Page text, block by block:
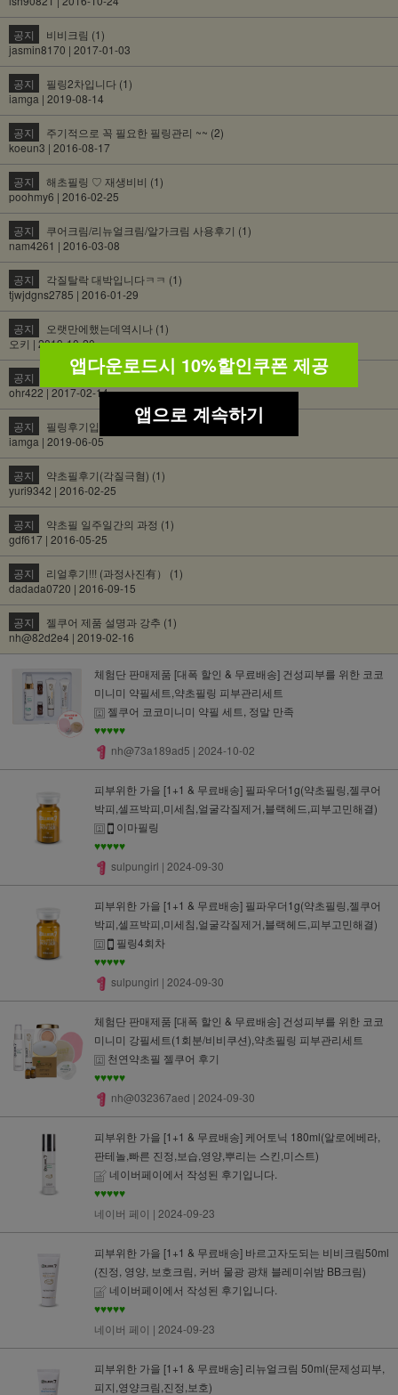
공지
비비크림 (1)
jasmin8170 | 2017-01-03
공지
필링2차입니다 (1)
iamga | 2019-08-14
공지
주기적으로 꼭 필요한 필링관리 ~~ (2)
koeun3 | 2016-08-17
공지
해초필링 ♡ 재생비비 (1)
poohmy6 | 2016-02-25
공지
쿠어크림/리뉴얼크림/알가크림 사용후기 (1)
nam4261 | 2016-03-08
공지
각질탈락 대박입니다ㅋㅋ (1)
tjwjdgns2785 | 2016-01-29
공지
오랫만에했는데역시나 (1)
오키 | 2019-10-20
공지
평~~생 판매해주세요! (1)
ohr422 | 2017-02-14
공지
필링후기입니다 (1)
iamga | 2019-06-05
공지
약초필후기(각질극혐) (1)
yuri9342 | 2016-02-25
공지
약초필 일주일간의 과정 (1)
gdf617 | 2016-05-25
공지
리얼후기!!! (과정사진有） (1)
dadada0720 | 2016-09-15
공지
젤쿠어 제품 설명과 강추 (1)
nh@82d2e4 | 2019-02-16
체험단 판매제품 [대폭 할인 & 무료배송] 건성피부를 위한 코코
미니미 약필세트,약초필링 피부관리세트
젤쿠어 코코미니미 약필 세트, 정말 만족
♥♥♥♥♥
nh@73a189ad5 | 2024-10-02
피부위한 가을 [1+1 & 무료배송] 필파우더1g(약초필링,젤쿠어
박피,셀프박피,미세침,얼굴각질제거,블랙헤드,피부고민해결)
이마필링
♥♥♥♥♥
sulpungirl | 2024-09-30
피부위한 가을 [1+1 & 무료배송] 필파우더1g(약초필링,젤쿠어
박피,셀프박피,미세침,얼굴각질제거,블랙헤드,피부고민해결)
필링4회차
♥♥♥♥♥
sulpungirl | 2024-09-30
체험단 판매제품 [대폭 할인 & 무료배송] 건성피부를 위한 코코
미니미 강필세트(1회분/비비쿠션),약초필링 피부관리세트
천연약초필 젤쿠어 후기
♥♥♥♥♥
nh@032367aed | 2024-09-30
피부위한 가을 [1+1 & 무료배송] 케어토닉 180ml(알로에베라,
판테놀,빠른 진정,보습,영양,뿌리는 스킨,미스트)
네이버페이에서 작성된 후기입니다.
♥♥♥♥♥
네이버 페이 | 2024-09-23
피부위한 가을 [1+1 & 무료배송] 바르고자도되는 비비크림50ml
(진정, 영양, 보호크림, 커버 물광 광채 블레미쉬밤 BB크림)
네이버페이에서 작성된 후기입니다.
♥♥♥♥♥
네이버 페이 | 2024-09-23
피부위한 가을 [1+1 & 무료배송] 리뉴얼크림 50ml(문제성피부,
피지,영양크림,진정,보호)
앱다운로드시 10%할인쿠폰 제공
앱으로 계속하기